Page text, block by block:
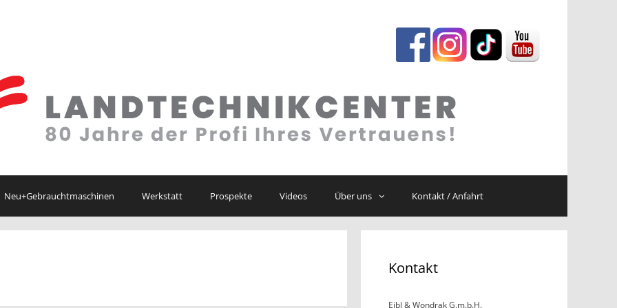
Neu+Gebrauchtmaschinen Werkstatt Prospekte Videos Über uns Kontakt / Anfahrt
Kontakt
Eibl & Wondrak G.m.b.H.